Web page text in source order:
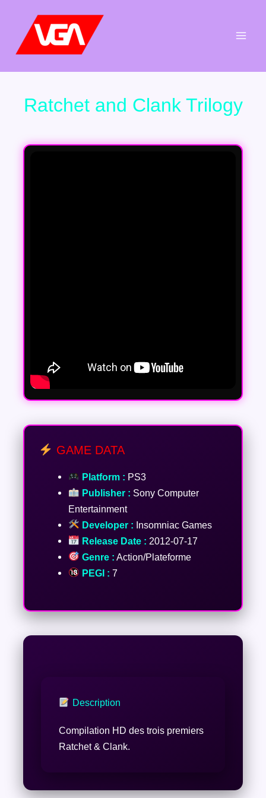
contenu
Ratchet and Clank Trilogy
GAME DATA
Platform : PS3
Publisher : Sony Computer
Entertainment
Developer : Insomniac Games
Release Date : 2012-07-17
Genre : Action/Plateforme
PEGI : 7
Description
Compilation HD des trois premiers
Ratchet & Clank.